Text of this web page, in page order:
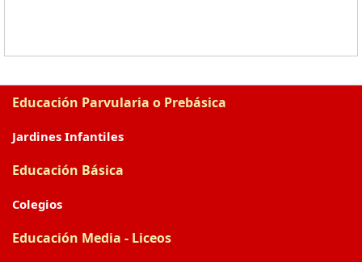
Educación Parvularia o Prebásica
Jardines Infantiles
Educación Básica
Colegios
Educación Media - Liceos